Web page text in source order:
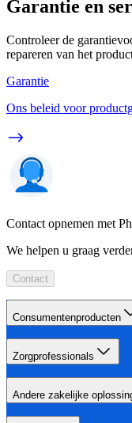
Garantie en
Controleer de
repareren van het
Garantie
Ons beleid voor
Contact opnemen met
We helpen u graag
Contact
Consumentenproducten
Zorgprofessionals
Andere zakelijke